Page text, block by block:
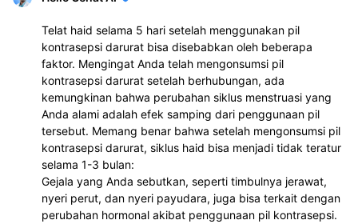
Telat haid selama 5 hari setelah menggunakan pil
kontrasepsi darurat bisa disebabkan oleh beberapa
faktor. Mengingat Anda telah mengonsumsi pil
kontrasepsi darurat setelah berhubungan, ada
kemungkinan bahwa perubahan siklus menstruasi yang
Anda alami adalah efek samping dari penggunaan pil
tersebut. Memang benar bahwa setelah mengonsumsi pil
kontrasepsi darurat, siklus haid bisa menjadi tidak teratur
selama 1-3 bulan:
Gejala yang Anda sebutkan, seperti timbulnya jerawat,
nyeri perut, dan nyeri payudara, juga bisa terkait dengan
perubahan hormonal akibat penggunaan pil kontrasepsi.